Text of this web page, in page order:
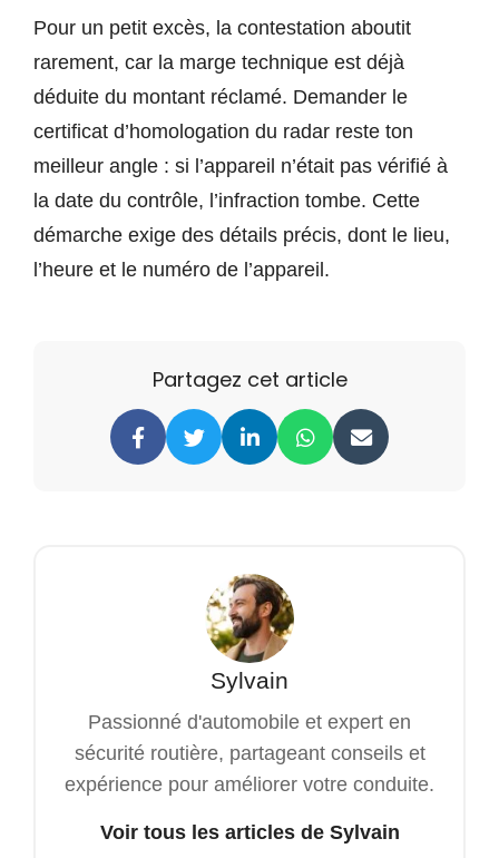
Pour un petit excès, la contestation aboutit
rarement, car la marge technique est déjà
déduite du montant réclamé. Demander le
certificat d’homologation du radar reste ton
meilleur angle : si l’appareil n’était pas vérifié à
la date du contrôle, l’infraction tombe. Cette
démarche exige des détails précis, dont le lieu,
l’heure et le numéro de l’appareil.
Partagez cet article
Sylvain
Passionné d'automobile et expert en
sécurité routière, partageant conseils et
expérience pour améliorer votre conduite.
Voir tous les articles de Sylvain